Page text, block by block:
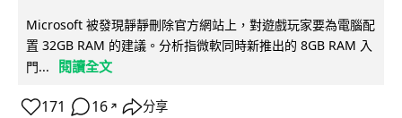
Microsoft 被發現靜靜刪除官方網站上，對遊戲玩家要為電腦配
置 32GB RAM 的建議。分析指微軟同時新推出的 8GB RAM 入
門...
閱讀全文
171 16 ↗ 分享